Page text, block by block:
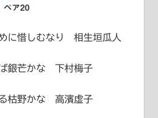
ハードエッジ
ペア20
に惜しむなり 相生垣瓜人
銀芒かな 下村梅子
枯野かな 高濱虚子